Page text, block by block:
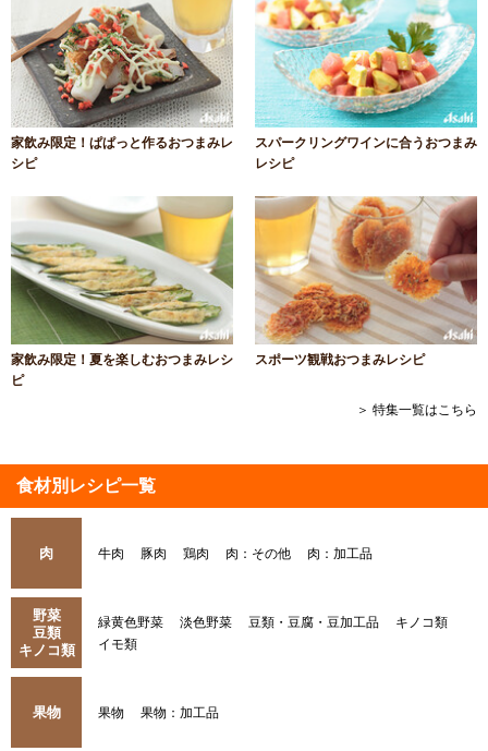
家飲み限定！ぱぱっと作るおつまみレ
シピ
スパークリングワインに合うおつまみ
レシピ
家飲み限定！夏を楽しむおつまみレシ
ピ
スポーツ観戦おつまみレシピ
＞ 特集一覧はこちら
食材別レシピ一覧
肉 牛肉 豚肉 鶏肉 肉：その他 肉：加工品
野菜
豆類
キノコ類
緑黄色野菜 淡色野菜 豆類・豆腐・豆加工品
キノコ類
イモ類
果物 果物 果物：加工品